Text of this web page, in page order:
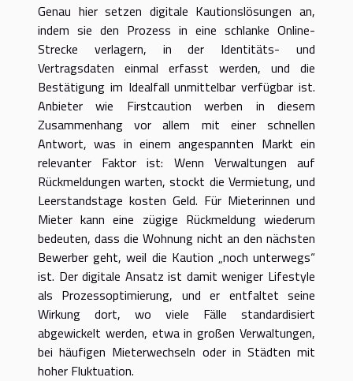
Genau hier setzen digitale Kautionslösungen an,
indem sie den Prozess in eine schlanke Online-
Strecke verlagern, in der Identitäts- und
Vertragsdaten einmal erfasst werden, und die
Bestätigung im Idealfall unmittelbar verfügbar ist.
Anbieter wie Firstcaution werben in diesem
Zusammenhang vor allem mit einer schnellen
Antwort, was in einem angespannten Markt ein
relevanter Faktor ist: Wenn Verwaltungen auf
Rückmeldungen warten, stockt die Vermietung, und
Leerstandstage kosten Geld. Für Mieterinnen und
Mieter kann eine zügige Rückmeldung wiederum
bedeuten, dass die Wohnung nicht an den nächsten
Bewerber geht, weil die Kaution „noch unterwegs“
ist. Der digitale Ansatz ist damit weniger Lifestyle
als Prozessoptimierung, und er entfaltet seine
Wirkung dort, wo viele Fälle standardisiert
abgewickelt werden, etwa in großen Verwaltungen,
bei häufigen Mieterwechseln oder in Städten mit
hoher Fluktuation.